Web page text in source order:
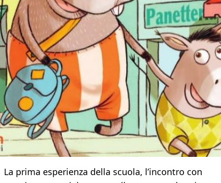
La prima esperienza della scuola, l’incontro con